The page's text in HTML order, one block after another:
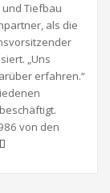
und Tiefbau
als die
„Uns
erfahren.“
von den